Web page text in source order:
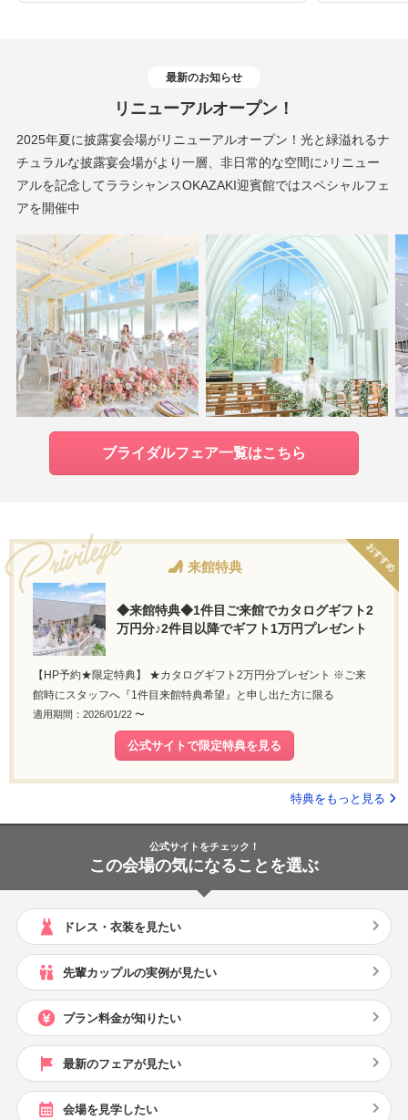
最新のお知らせ
リニューアルオープン！
2025年夏に披露宴会場がリニューアルオープン！光と緑溢れるナ
チュラルな披露宴会場がより一層、非日常的な空間に♪リニュー
アルを記念してララシャンスOKAZAKI迎賓館ではスペシャルフェ
アを開催中
ブライダルフェア一覧はこちら
おすすめ
来館特典
◆来館特典◆1件目ご来館でカタログギフト2
万円分♪2件目以降でギフト1万円プレゼント
【HP予約★限定特典】 ★カタログギフト2万円分プレゼント ※ご来
館時にスタッフへ『1件目来館特典希望』と申し出た方に限る
適用期間：2026/01/22 〜
公式サイトで限定特典を見る
特典をもっと見る
公式サイトをチェック！
この会場の気になることを選ぶ
ドレス・衣装を見たい
先輩カップルの実例が見たい
プラン料金が知りたい
最新のフェアが見たい
会場を見学したい